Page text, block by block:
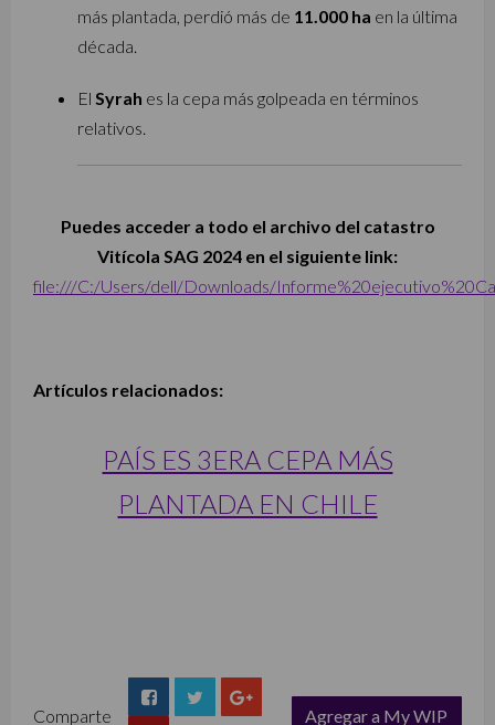
más plantada, perdió más de 11.000 ha en la última
década.
El Syrah es la cepa más golpeada en términos
relativos.
Puedes acceder a todo el archivo del catastro
Vitícola SAG 2024 en el siguiente link:
file:///C:/Users/dell/Downloads/
Artículos relacionados:
PAÍS ES 3ERA CEPA MÁS
PLANTADA EN CHILE
Comparte Agregar a My WIP